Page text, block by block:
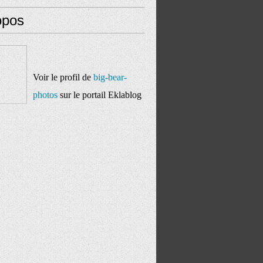
Voir le profil debig-bear-
photossur le portail Eklablog